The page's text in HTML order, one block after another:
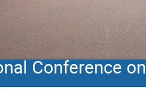
Conference